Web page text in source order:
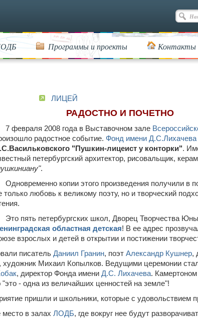
Программы и проекты Контакты
ЛИЦЕЙ
РАДОСТНО И ПОЧЕТНО
7 февраля 2008 года в Выставочном зале
радостное событие. Фонд имени Д.С.Лихачева
"Пушкин-лицеист у конторки".
петербургский архитектор, рисовальщик,
.
Одновременно копии этого произведения получили в
только любовь к великому поэту, но и творческий
Это пять петербургских школ, Дворец Творчества
областная детская! В ее адрес
взрослых и детей в открытии и постижении
писатель Даниил Гранин, поэт Александр Кушнер,
, художник Михаил Копылков. Ведущими церемонии
, директор Фонда имени Д.С. Лихачева.
"это - одна из величайших ценностей на земле"!
пришли и школьники, которые с удовольствием
место в залах ЛОДБ, где вокруг нее будут